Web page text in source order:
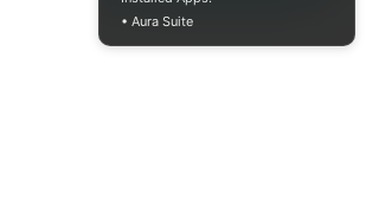
• Aura Suite